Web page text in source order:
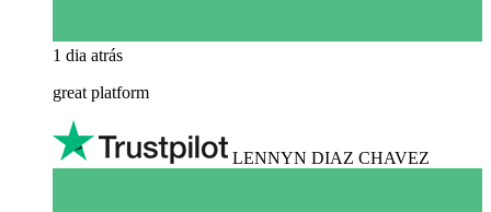
1 dia atrás
great platform
LENNYN DIAZ CHAVEZ